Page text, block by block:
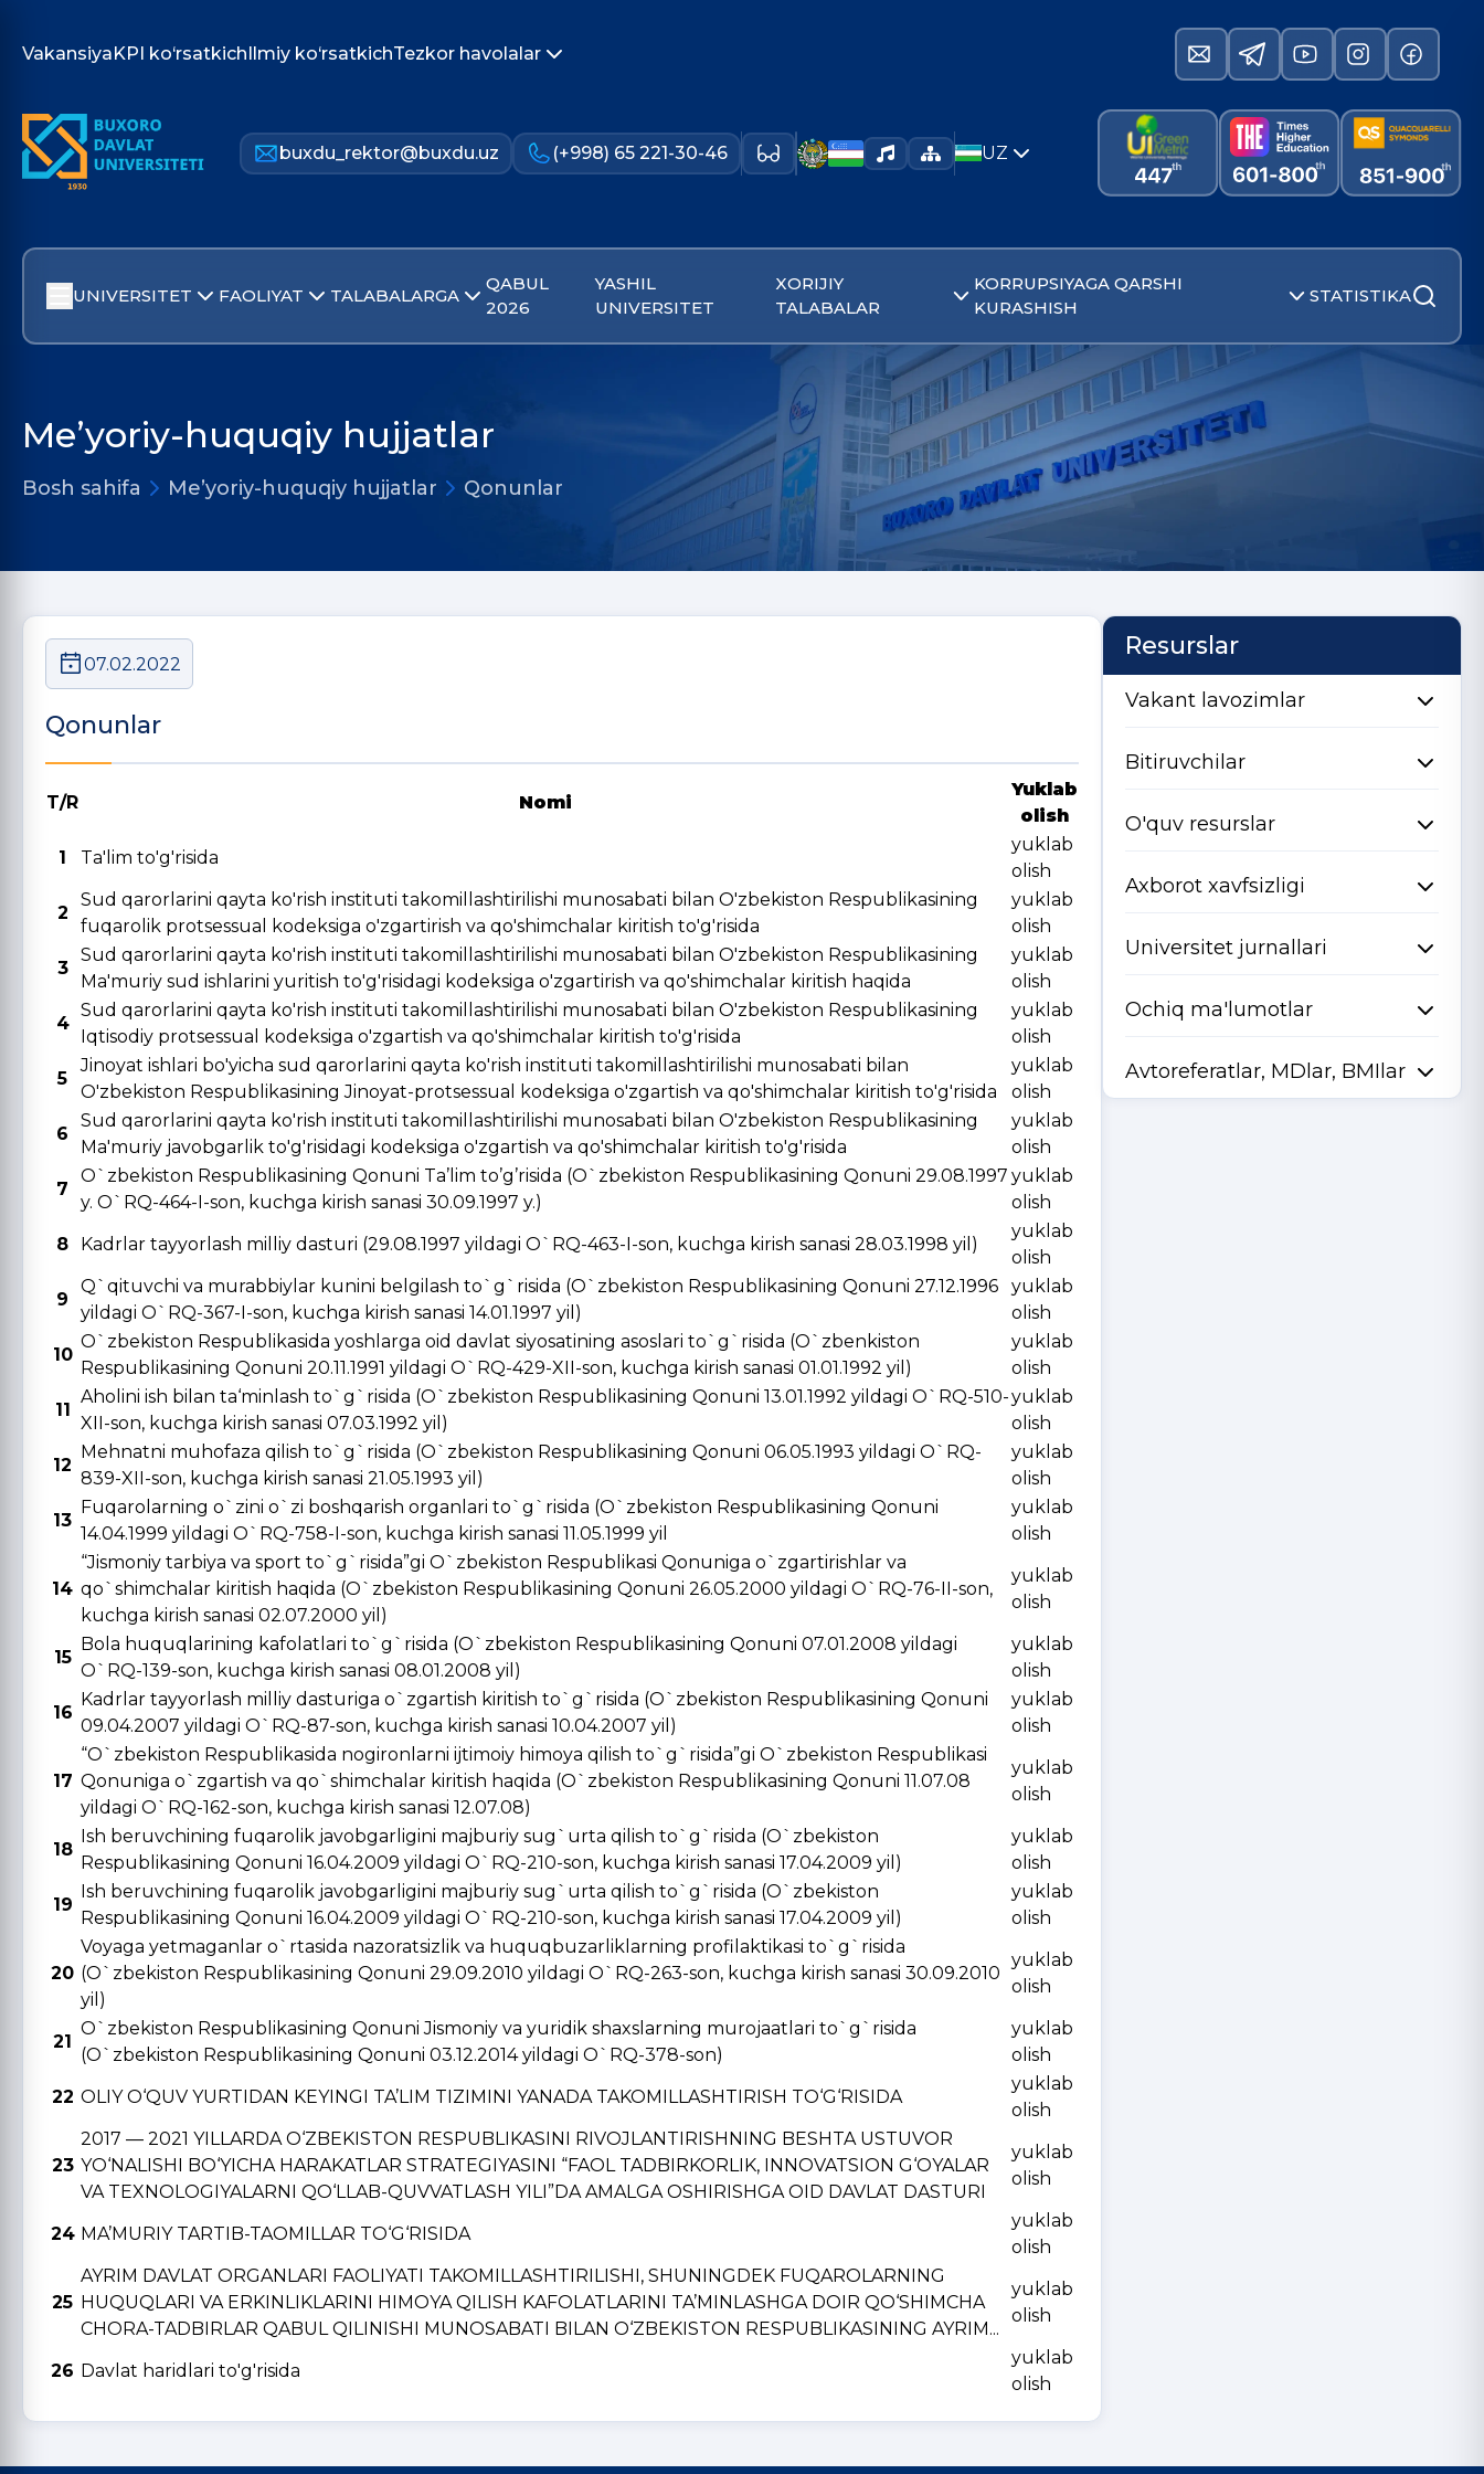
VakansiyaKPI ko‘rsatkichIlmiy ko‘rsatkichTezkor havolalar
buxdu_rektor@buxdu.uz (+998) 65 221-30-46 UZ
UNIVERSITET FAOLIYAT TALABALARGA
QABUL
2026
YASHIL
UNIVERSITET
XORIJIY
TALABALAR
KORRUPSIYAGA QARSHI
KURASHISH
STATISTIKA
Me’yoriy-huquqiy hujjatlar
Bosh sahifa Me’yoriy-huquqiy hujjatlar Qonunlar
07.02.2022
Qonunlar
T/R Nomi
Yuklab
olish
1
Ta'lim to'g'risida
yuklab
olish
2
Sud qarorlarini qayta ko'rish instituti takomillashtirilishi munosabati bilan O'zbekiston Respublikasining
fuqarolik protsessual kodeksiga o'zgartirish va qo'shimchalar kiritish to'g'risida
yuklab
olish
3
Sud qarorlarini qayta ko'rish instituti takomillashtirilishi munosabati bilan O'zbekiston Respublikasining
Ma'muriy sud ishlarini yuritish to'g'risidagi kodeksiga o'zgartirish va qo'shimchalar kiritish haqida
yuklab
olish
4
Sud qarorlarini qayta ko'rish instituti takomillashtirilishi munosabati bilan O'zbekiston Respublikasining
Iqtisodiy protsessual kodeksiga o'zgartish va qo'shimchalar kiritish to'g'risida
yuklab
olish
5
Jinoyat ishlari bo'yicha sud qarorlarini qayta ko'rish instituti takomillashtirilishi munosabati bilan
O'zbekiston Respublikasining Jinoyat-protsessual kodeksiga o'zgartish va qo'shimchalar kiritish to'g'risida
yuklab
olish
6
Sud qarorlarini qayta ko'rish instituti takomillashtirilishi munosabati bilan O'zbekiston Respublikasining
Ma'muriy javobgarlik to'g'risidagi kodeksiga o'zgartish va qo'shimchalar kiritish to'g'risida
yuklab
olish
7
O`zbekiston Respublikasining Qonuni Ta’lim to’g’risida (O`zbekiston Respublikasining Qonuni 29.08.1997
y. O`RQ-464-I-son, kuchga kirish sanasi 30.09.1997 y.)
yuklab
olish
8
Kadrlar tayyorlash milliy dasturi (29.08.1997 yildagi O`RQ-463-I-son, kuchga kirish sanasi 28.03.1998 yil)
yuklab
olish
9
Q`qituvchi va murabbiylar kunini belgilash to`g`risida (O`zbekiston Respublikasining Qonuni 27.12.1996
yildagi O`RQ-367-I-son, kuchga kirish sanasi 14.01.1997 yil)
yuklab
olish
10
O`zbekiston Respublikasida yoshlarga oid davlat siyosatining asoslari to`g`risida (O`zbenkiston
Respublikasining Qonuni 20.11.1991 yildagi O`RQ-429-XII-son, kuchga kirish sanasi 01.01.1992 yil)
yuklab
olish
11
Aholini ish bilan ta‘minlash to`g`risida (O`zbekiston Respublikasining Qonuni 13.01.1992 yildagi O`RQ-510-
XII-son, kuchga kirish sanasi 07.03.1992 yil)
yuklab
olish
12
Mehnatni muhofaza qilish to`g`risida (O`zbekiston Respublikasining Qonuni 06.05.1993 yildagi O`RQ-
839-XII-son, kuchga kirish sanasi 21.05.1993 yil)
yuklab
olish
13
Fuqarolarning o`zini o`zi boshqarish organlari to`g`risida (O`zbekiston Respublikasining Qonuni
14.04.1999 yildagi O`RQ-758-I-son, kuchga kirish sanasi 11.05.1999 yil
yuklab
olish
14
“Jismoniy tarbiya va sport to`g`risida”gi O`zbekiston Respublikasi Qonuniga o`zgartirishlar va
qo`shimchalar kiritish haqida (O`zbekiston Respublikasining Qonuni 26.05.2000 yildagi O`RQ-76-II-son,
kuchga kirish sanasi 02.07.2000 yil)
yuklab
olish
15
Bola huquqlarining kafolatlari to`g`risida (O`zbekiston Respublikasining Qonuni 07.01.2008 yildagi
O`RQ-139-son, kuchga kirish sanasi 08.01.2008 yil)
yuklab
olish
16
Kadrlar tayyorlash milliy dasturiga o`zgartish kiritish to`g`risida (O`zbekiston Respublikasining Qonuni
09.04.2007 yildagi O`RQ-87-son, kuchga kirish sanasi 10.04.2007 yil)
yuklab
olish
17
“O`zbekiston Respublikasida nogironlarni ijtimoiy himoya qilish to`g`risida”gi O`zbekiston Respublikasi
Qonuniga o`zgartish va qo`shimchalar kiritish haqida (O`zbekiston Respublikasining Qonuni 11.07.08
yildagi O`RQ-162-son, kuchga kirish sanasi 12.07.08)
yuklab
olish
18
Ish beruvchining fuqarolik javobgarligini majburiy sug`urta qilish to`g`risida (O`zbekiston
Respublikasining Qonuni 16.04.2009 yildagi O`RQ-210-son, kuchga kirish sanasi 17.04.2009 yil)
yuklab
olish
19
Ish beruvchining fuqarolik javobgarligini majburiy sug`urta qilish to`g`risida (O`zbekiston
Respublikasining Qonuni 16.04.2009 yildagi O`RQ-210-son, kuchga kirish sanasi 17.04.2009 yil)
yuklab
olish
20
Voyaga yetmaganlar o`rtasida nazoratsizlik va huquqbuzarliklarning profilaktikasi to`g`risida
(O`zbekiston Respublikasining Qonuni 29.09.2010 yildagi O`RQ-263-son, kuchga kirish sanasi 30.09.2010
yil)
yuklab
olish
21
O`zbekiston Respublikasining Qonuni Jismoniy va yuridik shaxslarning murojaatlari to`g`risida
(O`zbekiston Respublikasining Qonuni 03.12.2014 yildagi O`RQ-378-son)
yuklab
olish
22 OLIY O‘QUV YURTIDAN KЕYINGI TA’LIM TIZIMINI YANADA TAKOMILLASHTIRISH TO‘G‘RISIDA
yuklab
olish
23
2017 — 2021 YILLARDA O‘ZBЕKISTON RЕSPUBLIKASINI RIVOJLANTIRISHNING BЕSHTA USTUVOR
YO‘NALISHI BO‘YICHA HARAKATLAR STRATЕGIYASINI “FAOL TADBIRKORLIK, INNOVATSION G‘OYALAR
VA TЕXNOLOGIYALARNI QO‘LLAB-QUVVATLASH YILI”DA AMALGA OSHIRISHGA OID DAVLAT DASTURI
yuklab
olish
24 MA’MURIY TARTIB-TAOMILLAR TO‘G‘RISIDA
yuklab
olish
25
AYRIM DAVLAT ORGANLARI FAOLIYATI TAKOMILLASHTIRILISHI, SHUNINGDЕK FUQAROLARNING
HUQUQLARI VA ERKINLIKLARINI HIMOYA QILISH KAFOLATLARINI TA’MINLASHGA DOIR QO‘SHIMCHA
CHORA-TADBIRLAR QABUL QILINISHI MUNOSABATI BILAN O‘ZBЕKISTON RЕSPUBLIKASINING AYRIM...
yuklab
olish
26 Davlat haridlari to'g'risida
yuklab
olish
Resurslar
Vakant lavozimlar
Bitiruvchilar
O'quv resurslar
Axborot xavfsizligi
Universitet jurnallari
Ochiq ma'lumotlar
Avtoreferatlar, MDlar, BMIlar